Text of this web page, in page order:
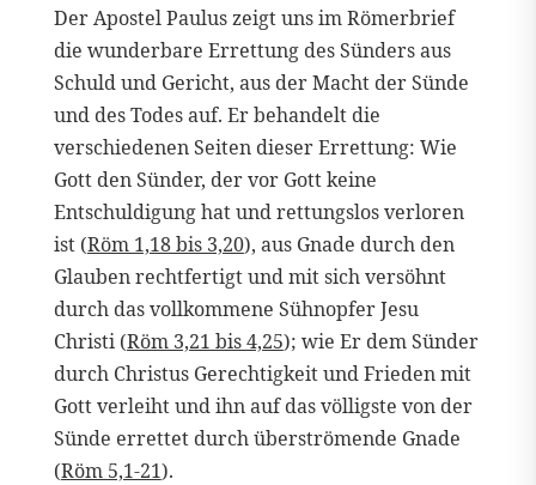
Der Apostel Paulus zeigt uns im Römerbrief
die wunderbare Errettung des Sünders aus
Schuld und Gericht, aus der Macht der Sünde
und des Todes auf. Er behandelt die
verschiedenen Seiten dieser Errettung: Wie
Gott den Sünder, der vor Gott keine
Entschuldigung hat und rettungslos verloren
ist (Röm 1,18 bis 3,20), aus Gnade durch den
Glauben rechtfertigt und mit sich versöhnt
durch das vollkommene Sühnopfer Jesu
Christi (Röm 3,21 bis 4,25); wie Er dem Sünder
durch Christus Gerechtigkeit und Frieden mit
Gott verleiht und ihn auf das völligste von der
Sünde errettet durch überströmende Gnade
(Röm 5,1-21).